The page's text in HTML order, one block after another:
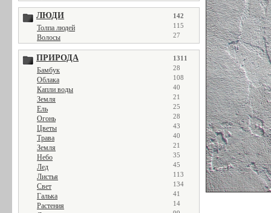
ЛЮДИ 142
Толпа людей 115
Волосы 27
ПРИРОДА 1311
Бамбук 28
Облака 108
Капли воды 40
Земля 21
Ель 25
Огонь 28
Цветы 43
Трава 40
Земля 21
Небо 35
Лед 45
Листья 113
Свет 134
Галька 41
Растения 14